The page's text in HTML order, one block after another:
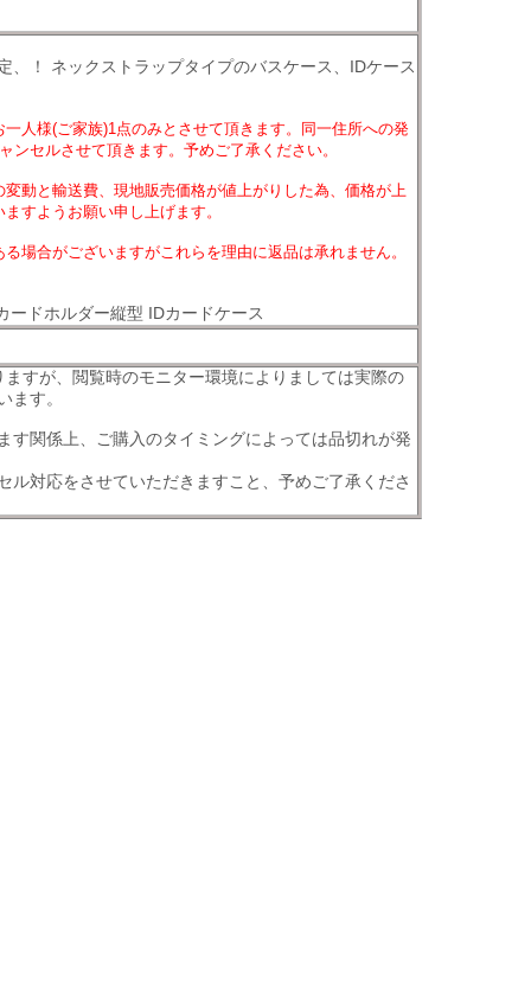
、！ ネックストラップタイプのバスケース、IDケース
人様(ご家族)1点のみとさせて頂きます。同一住所への発
セルさせて頂きます。予めご了承ください。
動と輸送費、現地販売価格が値上がりした為、価格が上
すようお願い申し上げます。
場合がございますがこれらを理由に返品は承れません。
ードホルダー縦型 IDカードケース
すが、閲覧時のモニター環境によりましては実際の
ます。
す関係上、ご購入のタイミングによっては品切れが発
ル対応をさせていただきますこと、予めご了承くださ